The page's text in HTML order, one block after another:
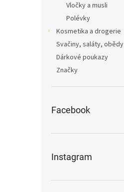
Vločky a musli
Polévky
Kosmetika a drogerie
Svačiny, saláty, obědy
Dárkové poukazy
Značky
Facebook
Instagram